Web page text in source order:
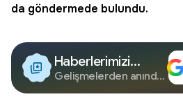
da göndermede bulundu.
Haberlerimizi
Google'da Takip
Edin
Gelişmelerden anında